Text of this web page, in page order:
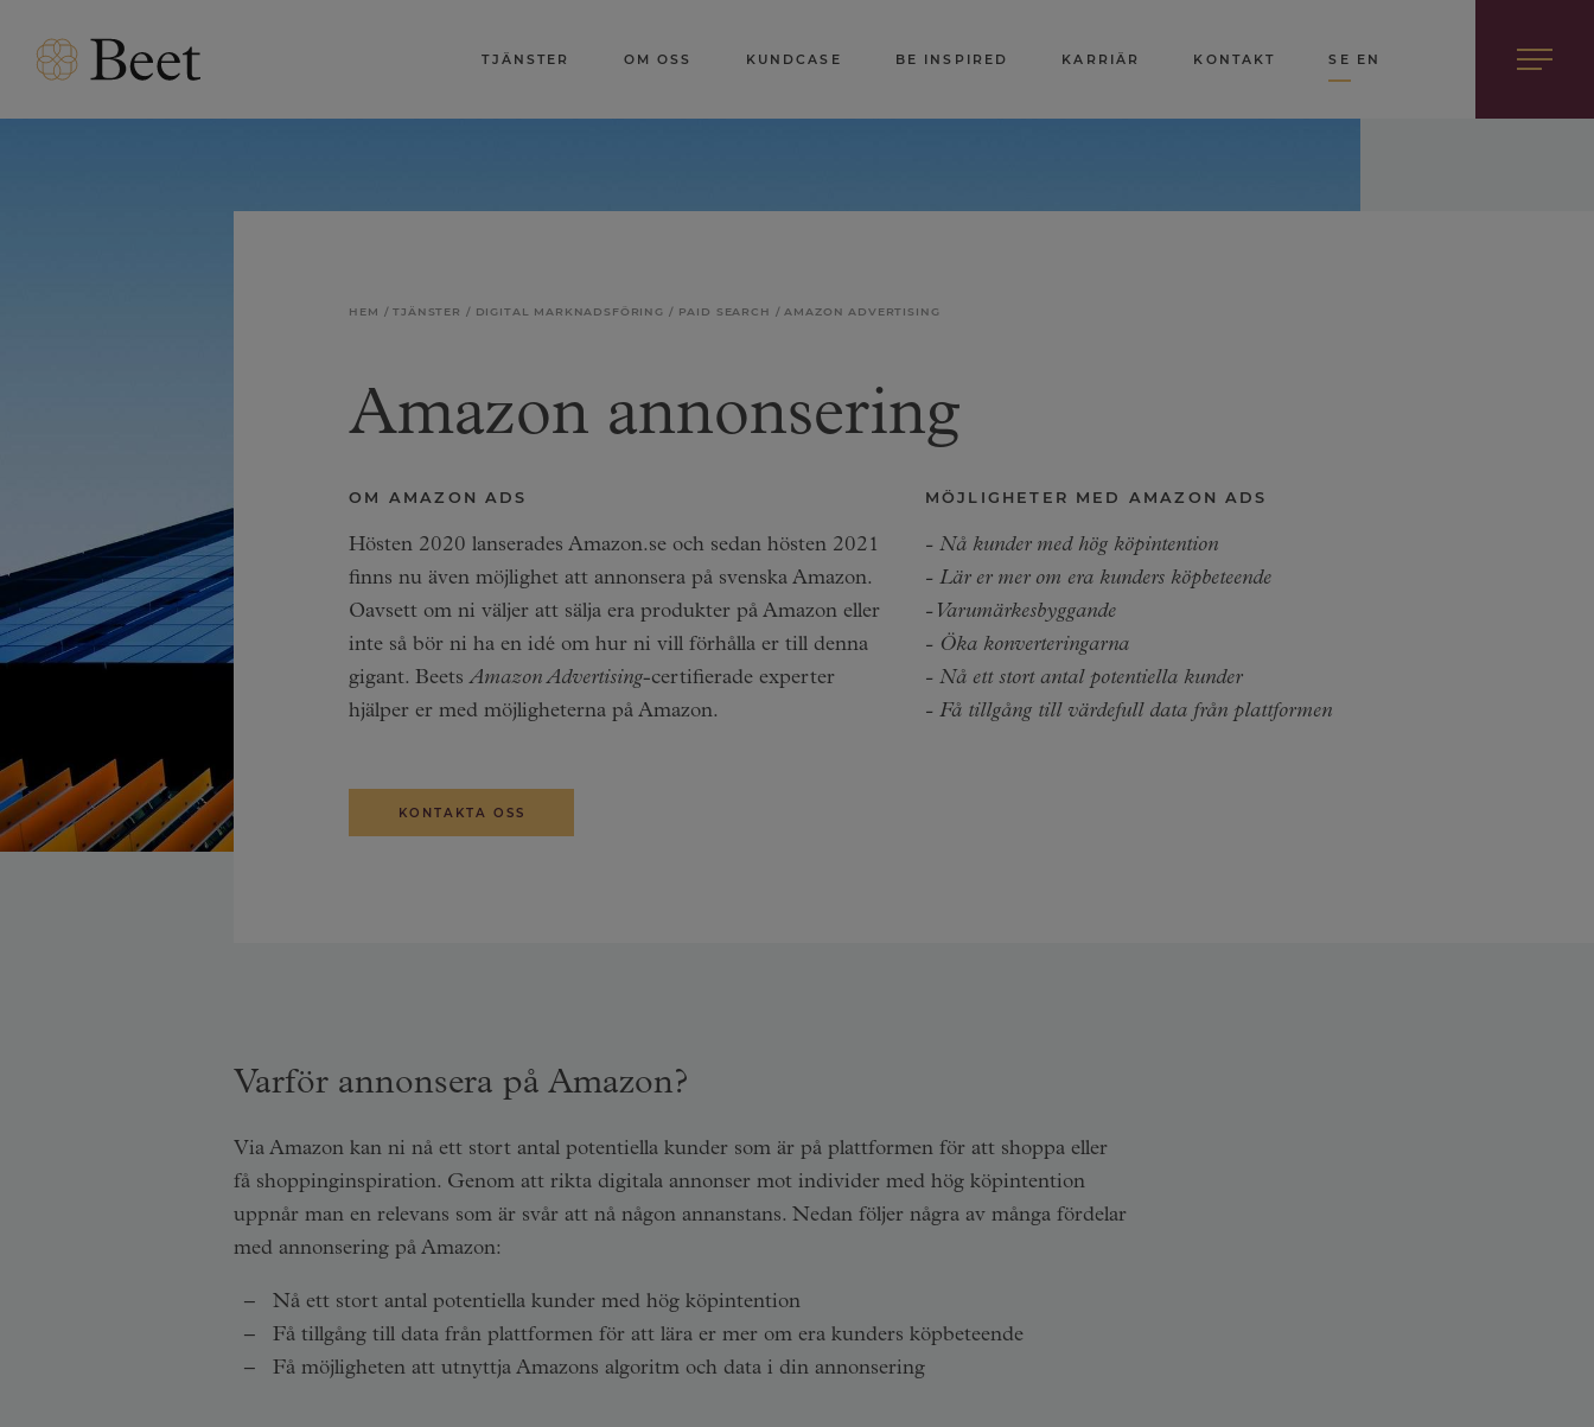
TJÄNSTER OM OSS KUNDCASE BE INSPIRED KARRIÄR KONTAKT SE EN
HEM TJÄNSTER DIGITAL MARKNADSFÖRING PAID SEARCH AMAZON ADVERTISING
Amazon annonsering
OM AMAZON ADS
Hösten 2020 lanserades Amazon.se och sedan hösten 2021
finns nu även möjlighet att annonsera på svenska Amazon.
Oavsett om ni väljer att sälja era produkter på Amazon eller
inte så bör ni ha en idé om hur ni vill förhålla er till denna
gigant. BeetsAmazon Advertising-certifierade experter
hjälper er med möjligheterna på Amazon.
MÖJLIGHETER MED AMAZON ADS
- Nå kunder med hög köpintention
- Lär er mer om era kunders köpbeteende
- Varumärkesbyggande
- Öka konverteringarna
- Nå ett stort antal potentiella kunder
- Få tillgång till värdefull data från plattformen
KONTAKTA OSS
Varför annonsera på Amazon?
Via Amazon kan ni nå ett stort antal potentiella kunder som är på plattformen för att shoppa eller
få shoppinginspiration. Genom att rikta digitala annonser mot individer med hög köpintention
uppnår man en relevans som är svår att nå någon annanstans. Nedan följer några av många fördelar
med annonsering på Amazon:
Nå ett stort antal potentiella kunder med hög köpintention
Få tillgång till data från plattformen för att lära er mer om era kunders köpbeteende
Få möjligheten att utnyttja Amazons algoritm och data i din annonsering